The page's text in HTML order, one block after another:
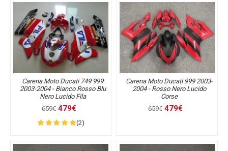
Carena Moto Ducati 749 999
2003-2004 - Bianco Rosso Blu
Nero Lucido Fila
659€ 479€
(2)
Carena Moto Ducati 999 2003-
2004 - Rosso Nero Lucido
Corse
659€ 479€